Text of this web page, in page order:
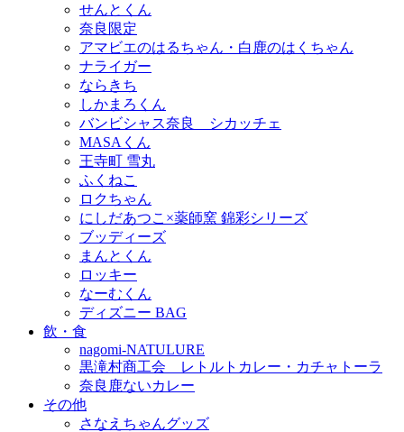
せんとくん
奈良限定
アマビエのはるちゃん・白鹿のはくちゃん
ナライガー
ならきち
しかまろくん
バンビシャス奈良 シカッチェ
MASAくん
王寺町 雪丸
ふくねこ
ロクちゃん
にしだあつこ×薬師窯 錦彩シリーズ
ブッディーズ
まんとくん
ロッキー
なーむくん
ディズニー BAG
飲・食
nagomi-NATULURE
黒滝村商工会 レトルトカレー・カチャトーラ
奈良鹿ないカレー
その他
さなえちゃんグッズ